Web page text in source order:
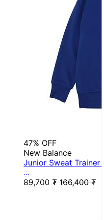
47% OFF
New Balance
Junior Sweat Trainer
...
89,700 ₮ 166,400 ₮